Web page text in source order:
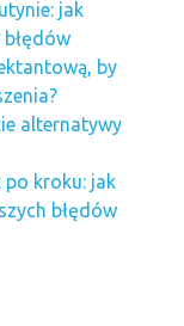
jak
by
alternatywy
kroku: jak
błędów